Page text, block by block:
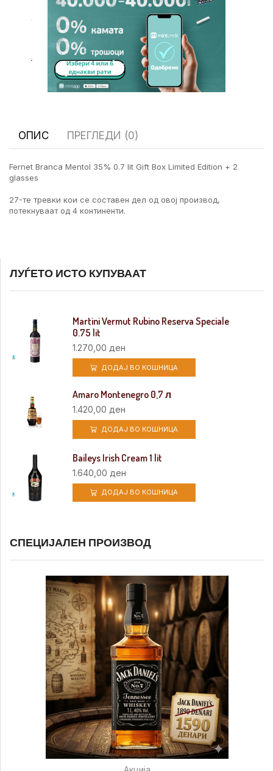
.
.
ОПИС ПРЕГЛЕДИ (0)
Fernet Branca Mentol 35% 0.7 lit Gift Box Limited Edition + 2
glasses
27-те тревки кои се составен дел од овој производ,
потекнуваат од 4 континенти.
ЛУЃЕТО ИСТО КУПУВААТ
Martini Vermut Rubino Reserva Speciale
0.75 lit
1.270,00 ден
ДОДАЈ ВО КОШНИЦА
Amaro Montenegro 0,7 л
1.420,00 ден
ДОДАЈ ВО КОШНИЦА
Baileys Irish Cream 1 lit
1.640,00 ден
ДОДАЈ ВО КОШНИЦА
СПЕЦИЈАЛЕН ПРОИЗВОД